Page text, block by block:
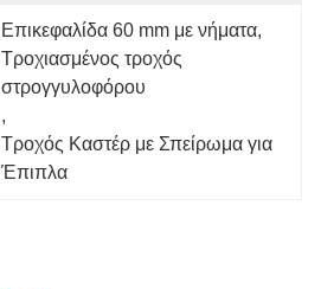
Επικεφαλίδα 60 mm με νήματα,
Τροχιασμένος τροχός
στρογγυλοφόρου
,
Τροχός Καστέρ με Σπείρωμα για
Έπιπλα